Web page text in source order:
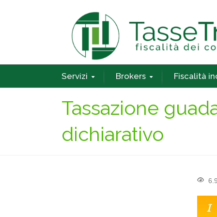
Servizi Brokers Fiscalità
Tassazione
dichiarativo